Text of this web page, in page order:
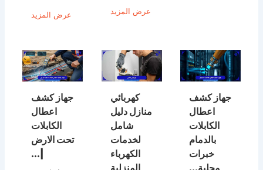
عرض المزيد عرض المزيد
جهاز كشف
اعطال
الكابلات
بالدمام
خبرات
محلية...
كهربائي
منازل دليل
شامل
لخدمات
الكهرباء
المنزلية
جهاز كشف
اعطال
الكابلات
تحت الارض
|...